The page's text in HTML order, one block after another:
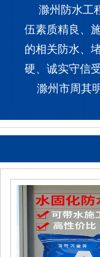
滁州防水工
伍素质精良、
的相关防水、
硬、诚实守信
滁州市周其